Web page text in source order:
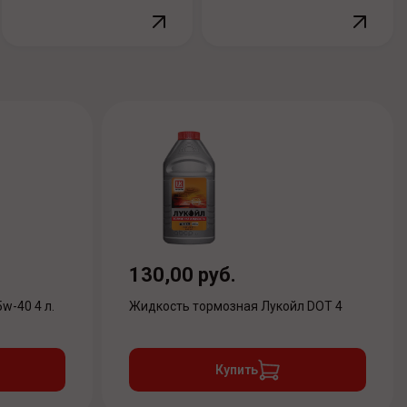
40 4 л. Жидкость тормозная Лукойл DOT 4
130,00 руб.
Купить